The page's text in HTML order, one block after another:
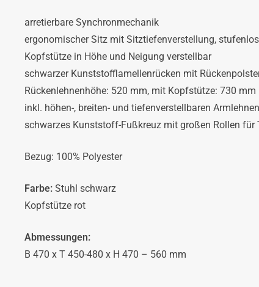
arretierbare Synchronmechanik
ergonomischer Sitz mit Sitztiefenverstellung,
Kopfstütze in Höhe und Neigung verstellbar
schwarzer Kunststofflamellenrücken mit
Rückenlehnenhöhe: 520 mm, mit Kopfstütze: 730 mm
inkl. höhen-, breiten- und tiefenverstellbaren
schwarzes Kunststoff-Fußkreuz mit großen Rollen für
Bezug: 100% Polyester
Farbe: Stuhl schwarz
Kopfstütze rot
Abmessungen:
B 470 x T 450-480 x H 470 – 560 mm